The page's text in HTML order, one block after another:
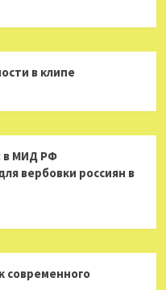
в клипе
в МИД РФ
вербовки россиян в
современного